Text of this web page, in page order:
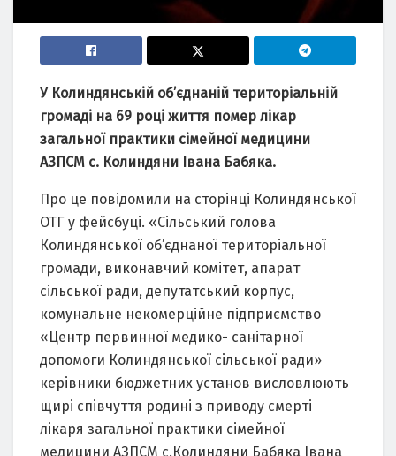
У Колиндянській об’єднаній територіальній
громаді на 69 році життя помер лікар
загальної практики сімейної медицини
АЗПСМ с. Колиндяни Івана Бабяка.
Про це повідомили на сторінці Колиндянської
ОТГ у фейсбуці. «Сільський голова
Колиндянської об’єднаної територіальної
громади, виконавчий комітет, апарат
сільської ради, депутатський корпус,
комунальне некомерційне підприємство
«Центр первинної медико- санітарної
допомоги Колиндянської сільської ради»
керівники бюджетних установ висловлюють
щирі співчуття родині з приводу смерті
лікаря загальної практики сімейної
медицини АЗПСМ с.Колиндяни Бабяка Івана